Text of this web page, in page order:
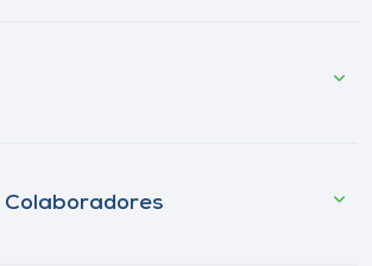
Colaboradores